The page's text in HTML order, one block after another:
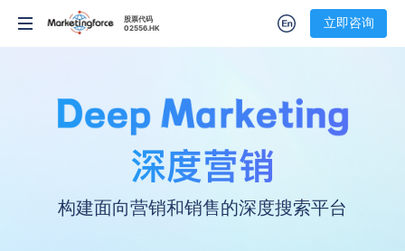
股票代码
02556.HK
立即咨询
构建面向营销和销售的深度搜索平台
股票代码
02556.HK
立即咨询